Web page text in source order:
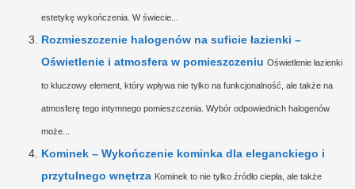
estetykę wykończenia. W świecie...
Rozmieszczenie halogenów na suficie łazienki –
Oświetlenie i atmosfera w pomieszczeniu Oświetlenie łazienki
to kluczowy element, który wpływa nie tylko na funkcjonalność, ale także na
atmosferę tego intymnego pomieszczenia. Wybór odpowiednich halogenów
może...
Kominek – Wykończenie kominka dla eleganckiego i
przytulnego wnętrza Kominek to nie tylko źródło ciepła, ale także